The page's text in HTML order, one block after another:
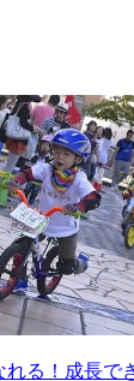
れる！成長で